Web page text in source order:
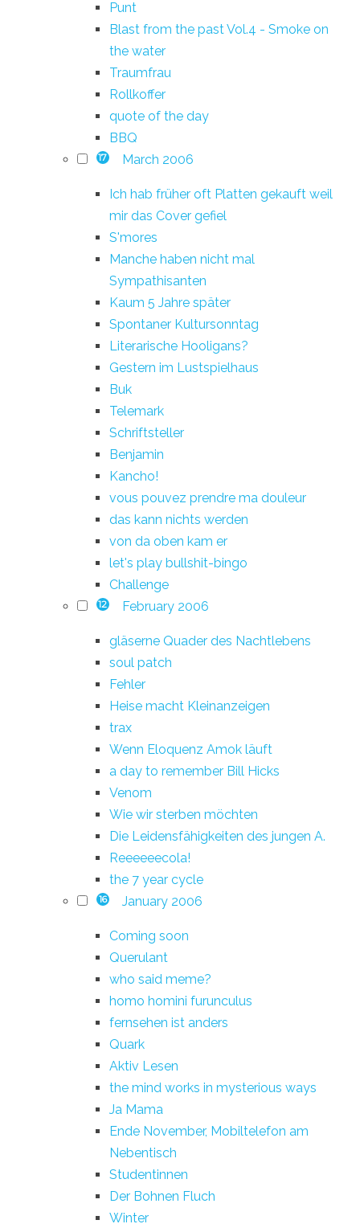
Punt
Blast from the past Vol.4 - Smoke on
the water
Traumfrau
Rollkoffer
quote of the day
BBQ
17 March 2006
Ich hab früher oft Platten gekauft weil
mir das Cover gefiel
S'mores
Manche haben nicht mal
Sympathisanten
Kaum 5 Jahre später
Spontaner Kultursonntag
Literarische Hooligans?
Gestern im Lustspielhaus
Buk
Telemark
Schriftsteller
Benjamin
Kancho!
vous pouvez prendre ma douleur
das kann nichts werden
von da oben kam er
let's play bullshit-bingo
Challenge
12 February 2006
gläserne Quader des Nachtlebens
soul patch
Fehler
Heise macht Kleinanzeigen
trax
Wenn Eloquenz Amok läuft
a day to remember Bill Hicks
Venom
Wie wir sterben möchten
Die Leidensfähigkeiten des jungen A.
Reeeeeecola!
the 7 year cycle
16 January 2006
Coming soon
Querulant
who said meme?
homo homini furunculus
fernsehen ist anders
Quark
Aktiv Lesen
the mind works in mysterious ways
Ja Mama
Ende November, Mobiltelefon am
Nebentisch
Studentinnen
Der Bohnen Fluch
Winter